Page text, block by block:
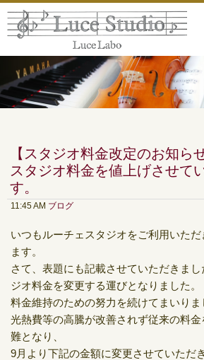
【スタジオ料金改定のお知ら
スタジオ料金を値上げさせて
す。
11:45 AM ブログ
いつもルーチェスタジオをご利用いた
ます。
さて、表題にも記載させていただきま
ジオ料金を変更する運びとなりました。
料金維持のための努力を続けてまいりま
光熱費等の高騰が改善されず従来の料
難となり、
9月より下記の金額に変更させていただ